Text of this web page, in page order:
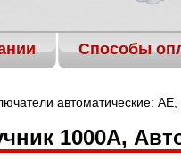
Способы
автоматические:
1000А,